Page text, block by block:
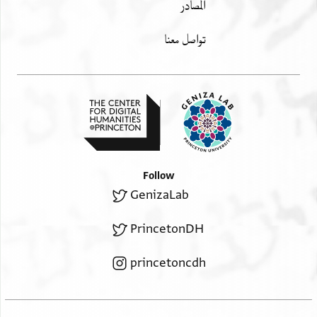
complaining and saying thus: “listen to me, my lords
will listen to you, for (I am a) woman [...
المصادر
تواصل معنا
Follow
GenizaLab
PrincetonDH
princetoncdh